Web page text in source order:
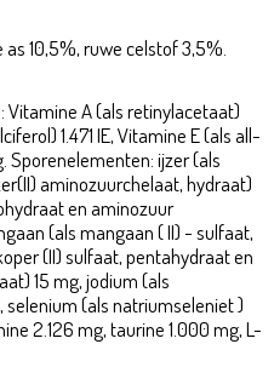
10,5%, ruwe celstof 3,5%.
A (als retinylacetaat)
1.471 IE, Vitamine E (als all-
ijzer (als
aminozuurchelaat, hydraat)
en aminozuur
(als mangaan ( II) - sulfaat,
(II) sulfaat, pentahydraat en
15 mg, jodium (als
(als natriumseleniet )
2.126 mg, taurine 1.000 mg, L-